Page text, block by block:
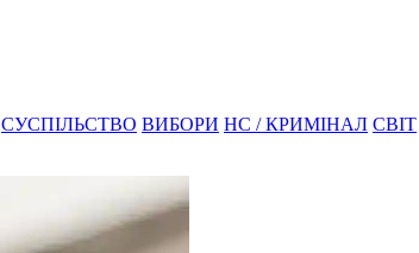
СУСПІЛЬСТВО ВИБОРИ НС / КРИМІНАЛ СВІТ